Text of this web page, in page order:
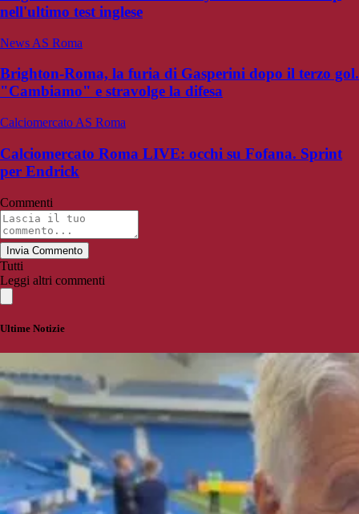
nell'ultimo test inglese
News AS Roma
Brighton-Roma, la furia di Gasperini dopo il terzo gol.
"Cambiamo" e stravolge la difesa
Calciomercato AS Roma
Calciomercato Roma LIVE: occhi su Fofana. Sprint
per Endrick
Commenti
Invia Commento
Tutti
Leggi altri commenti
Ultime Notizie